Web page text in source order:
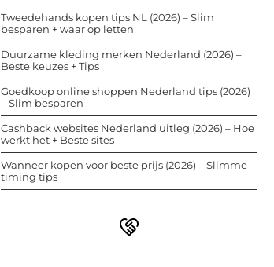
Tweedehands kopen tips NL (2026) – Slim
besparen + waar op letten
Duurzame kleding merken Nederland (2026) –
Beste keuzes + Tips
Goedkoop online shoppen Nederland tips (2026)
– Slim besparen
Cashback websites Nederland uitleg (2026) – Hoe
werkt het + Beste sites
Wanneer kopen voor beste prijs (2026) – Slimme
timing tips